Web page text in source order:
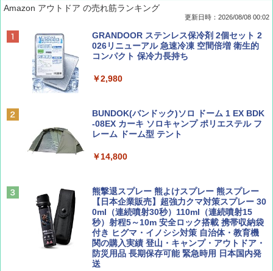
BE-PAL(ビ-パル) 2026年 9 月号【特別付録:
SOTO ミニマル"旅"財布 ランダム2種】
ディズニーファン ２０２６年 ９月号 [雑
誌] (ＤＩＳＮＥＹ ＦＡＮ)
山と溪谷 2026年8月号「南アルプス大全」
￥1,540
Coyote No.89 特集 星野道夫 夢見る旅
D40 地球の歩き方 チェンマイ タイ北部の魅
力的な町 2026～2027 地球の歩き方D アジア
地球の歩き方 スター・ウォーズ
￥2,695
僕が見た未来【完全版】
￥0
A26 地球の歩き方 チェコ ポーランド スロヴ
[キャンパーズコレクション 山善] ポップアッ
プテント 傘みたいに広げて畳める パッとサ
ッとサンシェード キューブ フルクローズ メ
&ハイキング カーキ PATC-150(KH)
PYKES PEAK (パイクスピーク) 着替えテン
人用 折りたたみ 防災グッズ 災害用トイレ ビ
￥4,980
ENDLESS BASE 《めざましテレビで紹介》
テント ワンタッチ RENEW 幅200 2-3人用 43
500002(88859)
Amazon アウトドア の売れ筋ランキング
更新日時：2026/08/08 00:02
GRANDOOR ステンレス保冷剤 2個セット 2
026リニューアル 急速冷凍 空間倍増 衛生的
コンパクト 保冷力長持ち
￥2,980
BUNDOK(バンドック)ソロ ドーム 1 EX BDK
-08EX カーキ ソロキャンプ ポリエステル フ
レーム ドーム型 テント
￥14,800
熊撃退スプレー 熊よけスプレー 熊スプレー
【日本企業販売】超強力クマ対策スプレー 30
0ml（連続噴射30秒）110ml（連続噴射15
秒）射程5～10m 安全ロック搭載 携帯収納袋
付き ヒグマ・イノシシ対策 自治体・教育機
関の購入実績 登山・キャンプ・アウトドア・
防災用品 長期保存可能 緊急時用 日本国内発
送